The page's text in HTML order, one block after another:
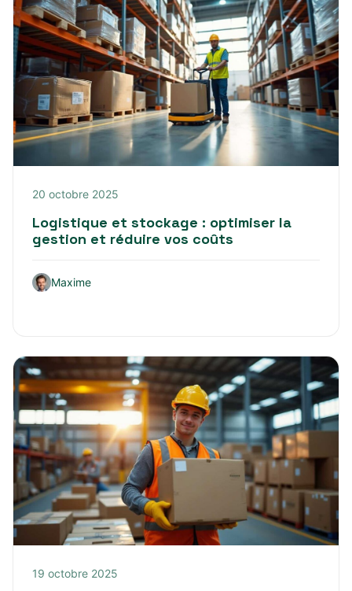
20 octobre 2025
Logistique et stockage : optimiser la
gestion et réduire vos coûts
Maxime
19 octobre 2025